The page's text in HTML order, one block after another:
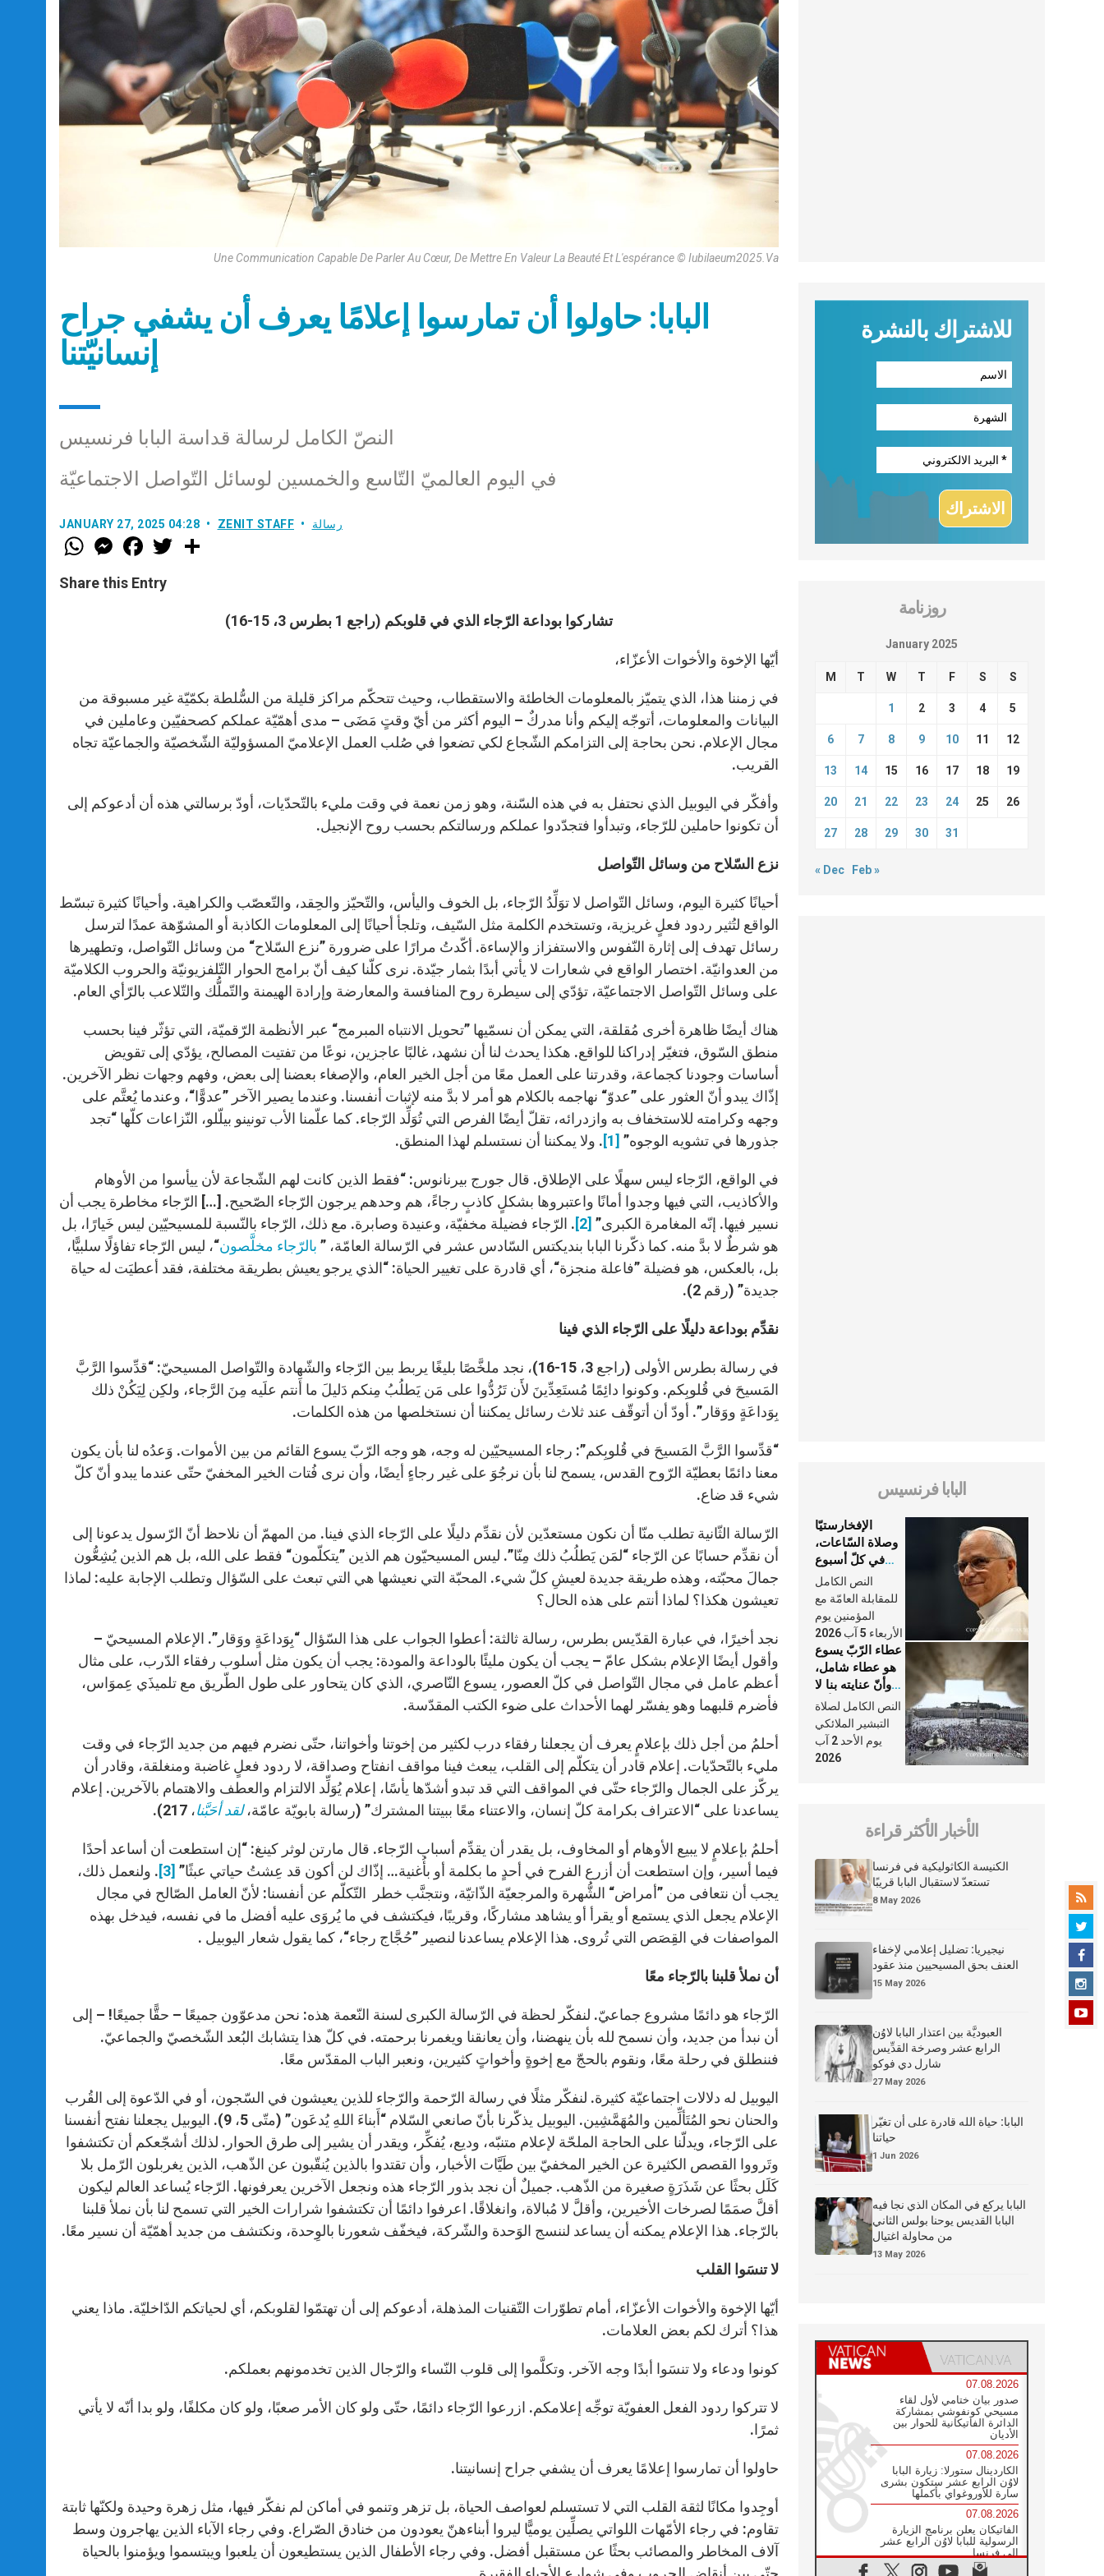
Une Communication Capable De Parler Au Cœur, De Mettre En Valeur La Beauté Et L'espérance © Iubilaeum2025.va
البابا: حاولوا أن تمارسوا إعلامًا يعرف أن يشفي جراح
إنسانيّتنا
النصّ الكامل لرسالة قداسة البابا فرنسيس
في اليوم العالميّ التّاسع والخمسين لوسائل التّواصل الاجتماعيّة
JANUARY 27, 2025 04:28 ZENIT STAFF رسالة
W
h
t
s
M
e
s
e
F
a
e
b
w
Share this Entry
تشاركوا بوداعة الرّجاء الذي في قلوبكم (راجع 1 بطرس 3، 15-16)
أيّها الإخوة والأخوات الأعزّاء،
في زمننا هذا، الذي يتميّز بالمعلومات الخاطئة والاستقطاب، وحيث تتحكّم مراكز قليلة من السُّلطة بكمّيّة غير مسبوقة من
البيانات والمعلومات، أتوجّه إليكم وأنا مدركٌ – اليوم أكثر من أيّ وقتٍ مَضَى – مدى أهمّيّة عملكم كصحفيّين وعاملين في
مجال الإعلام. نحن بحاجة إلى التزامكم الشّجاع لكي تضعوا في صُلب العمل الإعلاميّ المسؤوليّة الشّخصيّة والجماعيّة تجاه
القريب.
وأفكّر في اليوبيل الذي نحتفل به في هذه السّنة، وهو زمن نعمة في وقت مليء بالتّحدّيات، أودّ برسالتي هذه أن أدعوكم إلى
أن تكونوا حاملين للرّجاء، وتبدأوا فتجدّدوا عملكم ورسالتكم بحسب روح الإنجيل.
نزع السّلاح من وسائل التّواصل
أحيانًا كثيرة اليوم، وسائل التّواصل لا توَلِّدُ الرّجاء، بل الخوف واليأس، والتّحيّز والحِقد، والتّعصّب والكراهية. وأحيانًا كثيرة تبسّط
الواقع لتُثير ردود فعلٍ غريزية، وتستخدم الكلمة مثل السّيف، وتلجأ أحيانًا إلى المعلومات الكاذبة أو المشوّهة عمدًا لترسل
رسائل تهدف إلى إثارة النّفوس والاستفزاز والإساءة. أكّدتُ مرارًا على ضرورة ”نزع السّلاح“ من وسائل التّواصل، وتطهيرها
من العدوانيّة. اختصار الواقع في شعارات لا يأتي أبدًا بثمار جيّدة. نرى كلّنا كيف أنّ برامج الحوار التّلفزيونيّة والحروب الكلاميّة
على وسائل التّواصل الاجتماعيّة، تؤدّي إلى سيطرة روح المنافسة والمعارضة وإرادة الهيمنة والتّملُّك والتّلاعب بالرّأي العام.
هناك أيضًا ظاهرة أخرى مُقلقة، التي يمكن أن نسمّيها ”تحويل الانتباه المبرمج“ عبر الأنظمة الرّقميّة، التي تؤثّر فينا بحسب
منطق السّوق، فتغيّر إدراكنا للواقع. هكذا يحدث لنا أن نشهد، غالبًا عاجزين، نوعًا من تفتيت المصالح، يؤدّي إلى تقويض
أساسات وجودنا كجماعة، وقدرتنا على العمل معًا من أجل الخير العام، والإصغاء بعضنا إلى بعض، وفهم وجهات نظر الآخرين.
إذّاك يبدو أنّ العثور على ”عدوّ“ نهاجمه بالكلام هو أمر لا بدَّ منه لإثبات أنفسنا. وعندما يصير الآخر ”عدوًّا“، وعندما يُعتَّم على
وجهه وكرامته للاستخفاف به وازدرائه، تقلّ أيضًا الفرص التي تُوَلِّد الرّجاء. كما علّمنا الأب تونينو بيلّلو، النّزاعات كلّها “تجد
جذورها في تشويه الوجوه” [1] . ولا يمكننا أن نستسلم لهذا المنطق.
في الواقع، الرّجاء ليس سهلًا على الإطلاق. قال جورج بيرنانوس: “فقط الذين كانت لهم الشّجاعة لأن ييأسوا من الأوهام
والأكاذيب، التي فيها وجدوا أمانًا واعتبروها بشكلٍ كاذبٍ رجاءً، هم وحدهم يرجون الرّجاء الصّحيح. […] الرّجاء مخاطرة يجب أن
نسير فيها. إنّه المغامرة الكبرى” [2]
. الرّجاء فضيلة مخفيّة، وعنيدة وصابرة. مع ذلك، الرّجاء بالنّسبة للمسيحيّين ليس خَيارًا، بل
هو شرطٌ لا بدَّ منه. كما ذكّرنا البابا بنديكتس السّادس عشر في الرّسالة العامّة، ” بالرّجاء مخلَّصون“، ليس الرّجاء تفاؤلًا سلبيًّا،
بل، بالعكس، هو فضيلة ”فاعلة منجزة“، أي قادرة على تغيير الحياة: “الذي يرجو يعيش بطريقة مختلفة، فقد أعطيَت له حياة
جديدة” (رقم 2).
نقدِّم بوداعة دليلًا على الرّجاء الذي فينا
في رسالة بطرس الأولى (راجع 3، 15-16)، نجد ملخَّصًا بليغًا يربط بين الرّجاء والشّهادة والتّواصل المسيحيّ: “قدِّسوا الرَّبَّ
المَسيحَ في قُلوبِكم. وكونوا دائِمًا مُستَعِدِّينَ لأَن تَرُدُّوا على مَن يَطلُبُ مِنكم دَليلَ ما أَنتم علَيه مِنَ الرَّجاء، ولكِن لِيَكُنْ ذلك
بِوَداعَةٍ ووَقار”. أودّ أن أتوقّف عند ثلاث رسائل يمكننا أن نستخلصها من هذه الكلمات.
“قدِّسوا الرَّبَّ المَسيحَ في قُلوبِكم”: رجاء المسيحيّين له وجه، هو وجه الرّبّ يسوع القائم من بين الأموات. وَعدُه لنا بأن يكون
معنا دائمًا بعطيّة الرّوح القدس، يسمح لنا بأن نرجُوَ على غير رجاءٍ أيضًا، وأن نرى فُتات الخير المخفيّ حتّى عندما يبدو أنّ كلّ
شيء قد ضاع.
الرّسالة الثّانية تطلب منّا أن نكون مستعدّين لأن نقدِّم دليلًا على الرّجاء الذي فينا. من المهمّ أن نلاحظ أنّ الرّسول يدعونا إلى
أن نقدِّم حسابًا عن الرّجاء “لمَن يَطلُبُ ذلك مِنّا”. ليس المسيحيّون هم الذين ”يتكلّمون“ فقط على الله، بل هم الذين يُشِعُّون
جمالَ محبّته، وهذه طريقة جديدة لعيشِ كلّ شيء. المحبّة التي نعيشها هي التي تبعث على السّؤال وتطلب الإجابة عليه: لماذا
تعيشون هكذا؟ لماذا أنتم على هذه الحال؟
نجد أخيرًا، في عبارة القدّيس بطرس، رسالة ثالثة: أعطوا الجواب على هذا السّؤال “بِوَداعَةٍ ووَقار”. الإعلام المسيحيّ –
وأقول أيضًا الإعلام بشكل عامّ – يجب أن يكون مليئًا بالوداعة والمودة: يجب أن يكون مثل أسلوب رفقاء الدّرب، على مثال
أعظم عامل في مجال التّواصل في كلّ العصور، يسوع النّاصري، الذي كان يتحاور على طول الطّريق مع تلميذَي عِموَاس،
فأضرم قلبهما وهو يفسّر لهما الأحداث على ضوء الكتب المقدّسة.
أحلمُ من أجل ذلك بإعلامٍ يعرف أن يجعلنا رفقاء درب لكثير من إخوتنا وأخواتنا، حتّى نضرم فيهم من جديد الرّجاء في وقت
مليء بالتّحدّيات. إعلام قادر أن يتكلّم إلى القلب، يبعث فينا مواقف انفتاح وصداقة، لا ردود فعلٍ غاضبة ومنغلقة، وقادر أن
يركّز على الجمال والرّجاء حتّى في المواقف التي قد تبدو أشدّها يأسًا، إعلام يُوَلِّد الالتزام والعطف والاهتمام بالآخرين. إعلام
يساعدنا على “الاعتراف بكرامة كلّ إنسان، والاعتناء معًا ببيتنا المشترك” (رسالة بابويّة عامّة،لقد أحَبَّنا، 217).
أحلمُ بإعلامٍ لا يبيع الأوهام أو المخاوف، بل يقدر أن يقدِّم أسباب الرّجاء. قال مارتن لوثر كينغ: “إن استطعت أن أساعد أحدًا
فيما أسير، وإن استطعت أن أزرع الفرح في أحدٍ ما بكلمة أو بأُغنية… إذّاك لن أكون قد عِشتُ حياتي عبثًا” [3]
. ولنعمل ذلك،
يجب أن نتعافى من ”أمراض“ الشُّهرة والمرجعيّة الذّاتيّة، ونتجنَّب خطر التّكلّم عن أنفسنا: لأنّ العامل الصّالح في مجال
الإعلام يجعل الذي يستمع أو يقرأ أو يشاهد مشاركًا، وقريبًا، فيكتشف في ما يُروَى عليه أفضل ما في نفسه، فيدخل بهذه
المواصفات في القِصَص التي تُروى. هذا الإعلام يساعدنا لنصير ”حُجَّاج رجاء“، كما يقول شعار اليوبيل .
أن نملأ قلبنا بالرّجاء معًا
الرّجاء هو دائمًا مشروع جماعيّ. لنفكّر لحظة في الرّسالة الكبرى لسنة النّعمة هذه: نحن مدعوّون جميعًا – حقًّا جميعًا! – إلى
أن نبدأ من جديد، وأن نسمح لله بأن ينهضنا، وأن يعانقنا ويغمرنا برحمته. في كلّ هذا يتشابك البُعد الشّخصيّ والجماعيّ.
فننطلق في رحلة معًا، ونقوم بالحجّ مع إخوةٍ وأخواتٍ كثيرين، ونعبر الباب المقدّس معًا.
اليوبيل له دلالات اجتماعيّة كثيرة. لنفكّر مثلًا في رسالة الرّحمة والرّجاء للذين يعيشون في السّجون، أو في الدّعوة إلى القُرب
والحنان نحو المُتَألِّمين والمُهَمَّشِين. اليوبيل يذكّرنا بأنّ صانعي السّلام “أَبناءَ اللهِ يُدعَون” (متّى 5، 9). اليوبيل يجعلنا نفتح أنفسنا
على الرّجاء، ويدلّنا على الحاجة الملحّة لإعلام متنبّه، وديع، يُفكِّر، ويقدر أن يشير إلى طرق الحوار. لذلك أشجّعكم أن تكتشفوا
وتَرووا القصص الكثيرة عن الخير المخفيّ بين طَيَّات الأخبار، وأن تقتدوا بالذين يُنقّبون عن الذّهب، الذين يغربلون الرّمل بلا
كَلَل بحثًا عن شَذَرَةٍ صغيرة من الذّهب. جميلٌ أن نجد بذور الرّجاء هذه ونجعل الآخرين يعرفونها. الرّجاء يُساعد العالم ليكون
أقلَّ صمَمًا لصرخات الأخيرين، وأقلَّ لا مُبالاة، وانغلاقًا. اعرفوا دائمًا أن تكتشفوا شرارات الخير التي تسمح لنا بأن نملأ قلبنا
بالرّجاء. هذا الإعلام يمكنه أن يساعد لننسج الوَحدة والشّركة، فيخفّف شعورنا بالوِحدة، ونكتشف من جديد أهمّيّة أن نسير معًا.
لا تنسَوا القلب
أيّها الإخوة والأخوات الأعزّاء، أمام تطوّرات التّقنيات المذهلة، أدعوكم إلى أن تهتمّوا لقلوبكم، أي لحياتكم الدّاخليّة. ماذا يعني
هذا؟ أترك لكم بعض العلامات.
كونوا ودعاء ولا تنسَوا أبدًا وجه الآخر. وتكلَّموا إلى قلوب النّساء والرّجال الذين تخدمونهم بعملكم.
لا تتركوا ردود الفعل العفويّة توجِّه إعلامكم. ازرعوا الرّجاء دائمًا، حتّى ولو كان الأمر صعبًا، ولو كان مكلفًا، ولو بدا أنّه لا يأتي
ثمرًا.
حاولوا أن تمارسوا إعلامًا يعرف أن يشفي جراح إنسانيتنا.
أوجِدوا مكانًا لثقة القلب التي لا تستسلم لعواصف الحياة، بل تزهر وتنمو في أماكن لم نفكّر فيها، مثل زهرة وحيدة ولكنّها ثابتة
تقاوم: في رجاء الأمّهات اللواتي يصلِّين يوميًّا ليروا أبناءهنّ يعودون من خنادق الصّراع. وفي رجاء الآباء الذين يهاجرون وسط
آلاف المخاطر والمصائب بحثًا عن مستقبل أفضل. وفي رجاء الأطفال الذين يستطيعون أن يلعبوا ويبتسموا ويؤمنوا بالحياة
للاشتراك بالنشرة
روزنامة
January 2025
M T W T F S S
1 2 3 4 5
6 7 8 9 10 11 12
13 14 15 16 17 18 19
20 21 22 23 24 25 26
27 28 29 30 31
« Dec Feb »
البابا فرنسيس
الإفخارستيّا
وصلاة السّاعات،
في كلّ أسبوع
وكلّ يوم، هما
النَّفَس في حياة
الكنيسة
النص الكامل
للمقابلة العامّة مع
المؤمنين يوم
الأربعاء 5 آب 2026
عطاء الرّبّ يسوع
هو عطاء شامل،
وأنّ عنايته بنا لا
تغيب عنّا أبدًا
النص الكامل لصلاة
التبشير الملائكي
يوم الأحد 2 آب
2026
الأخبار الأكثر قراءة
الكنيسة الكاثوليكية في فرنسا
تستعدّ لاستقبال البابا قريبًا
8 May 2026
نيجيريا: تضليل إعلامي لإخفاء
العنف بحق المسيحيين منذ عقود
15 May 2026
العبوديَّة بين اعتذار البابا لاوُن
الرابع عشر وصرخة القدِّيس
شارل دي فوكو
27 May 2026
البابا: حياة الله قادرة على أن تغيّر
حياتنا
1 Jun 2026
البابا يركع في المكان الذي نجا فيه
البابا القديس يوحنا بولس الثاني
من محاولة اغتيال
13 May 2026
07.08.2026
صدور بيان ختامي لأول لقاء
مسيحي كونفوشي بمشاركة
الدائرة الفاتيكانية للحوار بين
الأديان
07.08.2026
الكاردينال ستورلا: زيارة البابا
لاوُن الرابع عشر ستكون بشرى
سارة للأوروغواي بأكملها
07.08.2026
الفاتيكان يعلن برنامج الزيارة
الرسولية للبابا لاوُن الرابع عشر
إلى فرنسا
07.08.2026